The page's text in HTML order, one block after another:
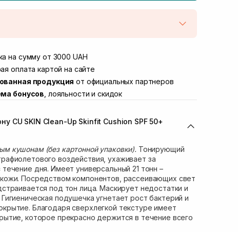
4
ул. Академика Подстригача, 1В (Duck's
Франко 36) Нет в наличии!
ул. Степана Бандеры 43 Нет в наличии!
ул. Кулика и Гудачека 23 (ТЦ Экватор) Нет в наличии!
на сумму от 3000 UAH
оплата картой на сайте
продукция от официальных партнеров
бонусов , лояльности и скидок
CU SKIN Clean-Up Skinfit Cushion SPF 50+
кушонам (без картонной упаковки). Тонирующий
воздействия, ухаживает за
дня. Имеет универсальный 21 тонн –
Посредством компонентов, рассеивающих свет
под тон лица. Маскирует недостатки и
подушечка угнетает рост бактерий и
Благодаря сверхлегкой текстуре имеет
которое прекрасно держится в течение всего